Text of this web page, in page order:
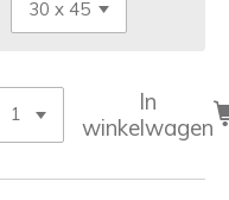
In
winkelwagen